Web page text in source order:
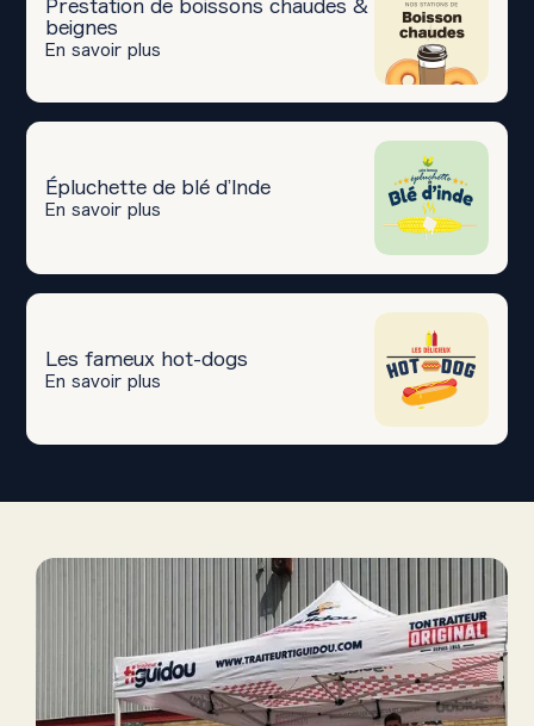
beignes
En savoir plus
Épluchette de blé d’Inde
En savoir plus
Les fameux hot-dogs
En savoir plus